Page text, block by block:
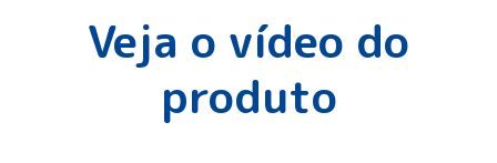
Veja o vídeo do
produto